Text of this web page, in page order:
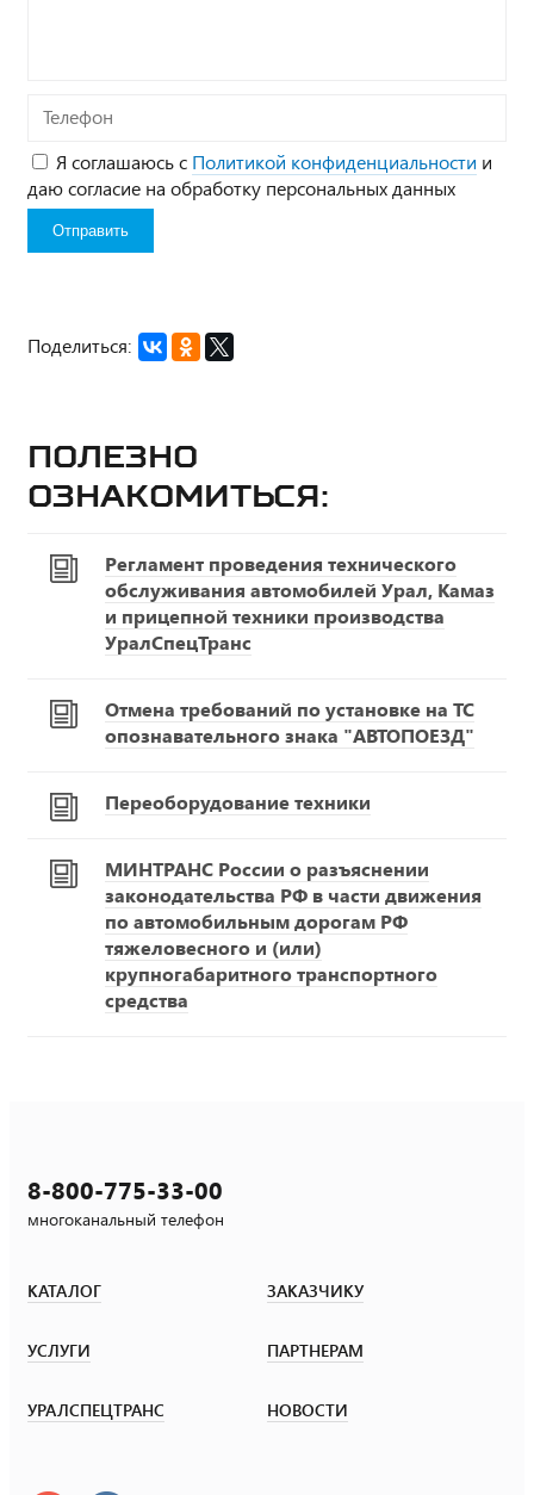
Телефон
Я соглашаюсь с Политикой конфиденциальности и
даю согласие на обработку персональных данных
Поделиться:
Полезно
ознакомиться:
Регламент проведения технического
обслуживания автомобилей Урал, Камаз
и прицепной техники производства
УралСпецТранс
Отмена требований по установке на ТС
опознавательного знака "АВТОПОЕЗД"
Переоборудование техники
МИНТРАНС России о разъяснении
законодательства РФ в части движения
по автомобильным дорогам РФ
тяжеловесного и (или)
крупногабаритного транспортного
средства
8-800-775-33-00
многоканальный телефон
КАТАЛОГ ЗАКАЗЧИКУ
УСЛУГИ ПАРТНЕРАМ
УРАЛСПЕЦТРАНС НОВОСТИ